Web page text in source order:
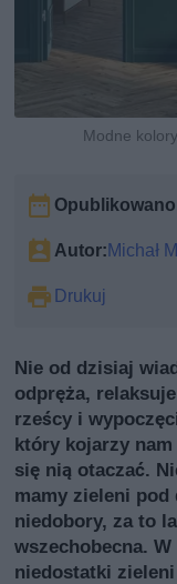
Modne
Autor:Michał
Drukuj
Nie od dzisiaj
odpręża,
rześcy i
który kojarzy
się nią otaczać.
mamy zieleni
niedobory, za to
wszechobecna.
niedostatki